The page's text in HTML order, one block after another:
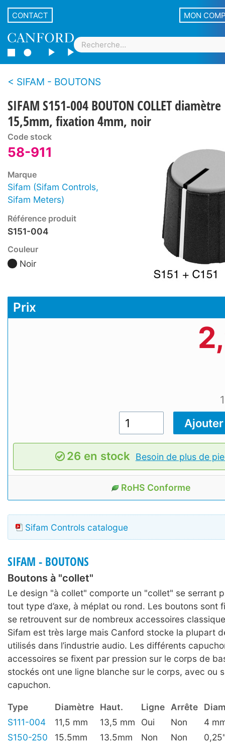
CONTACT MON
SIFAM - BOUTONS
SIFAM S151-004 BOUTON COLLET diamètre
15,5mm, fixation 4mm, noir
Code stock
58-911
Marque
Sifam (Sifam Controls,
Sifam Meters)
Référence produit
S151-004
Couleur
Noir
Prix
26 en stock Besoin de plus de
RoHS Conforme
Sifam Controls catalogue
SIFAM - BOUTONS
Boutons à "collet"
Le design "à collet" comporte un "collet" se serrant
tout type d’axe, à méplat ou rond. Les boutons sont
se retrouvent sur de nombreux accessoires
Sifam est très large mais Canford stocke la plupart
utilisés dans l’industrie audio. Les différents
accessoires se fixent par pression sur le corps de
stockés ont une ligne blanche sur le corps, avec ou
capuchon.
Type Diamètre Haut. Ligne Arrête
S111-004
11,5 mm 13,5 mm Oui Non
4
S150-250
15.5mm 13.5mm Non Non